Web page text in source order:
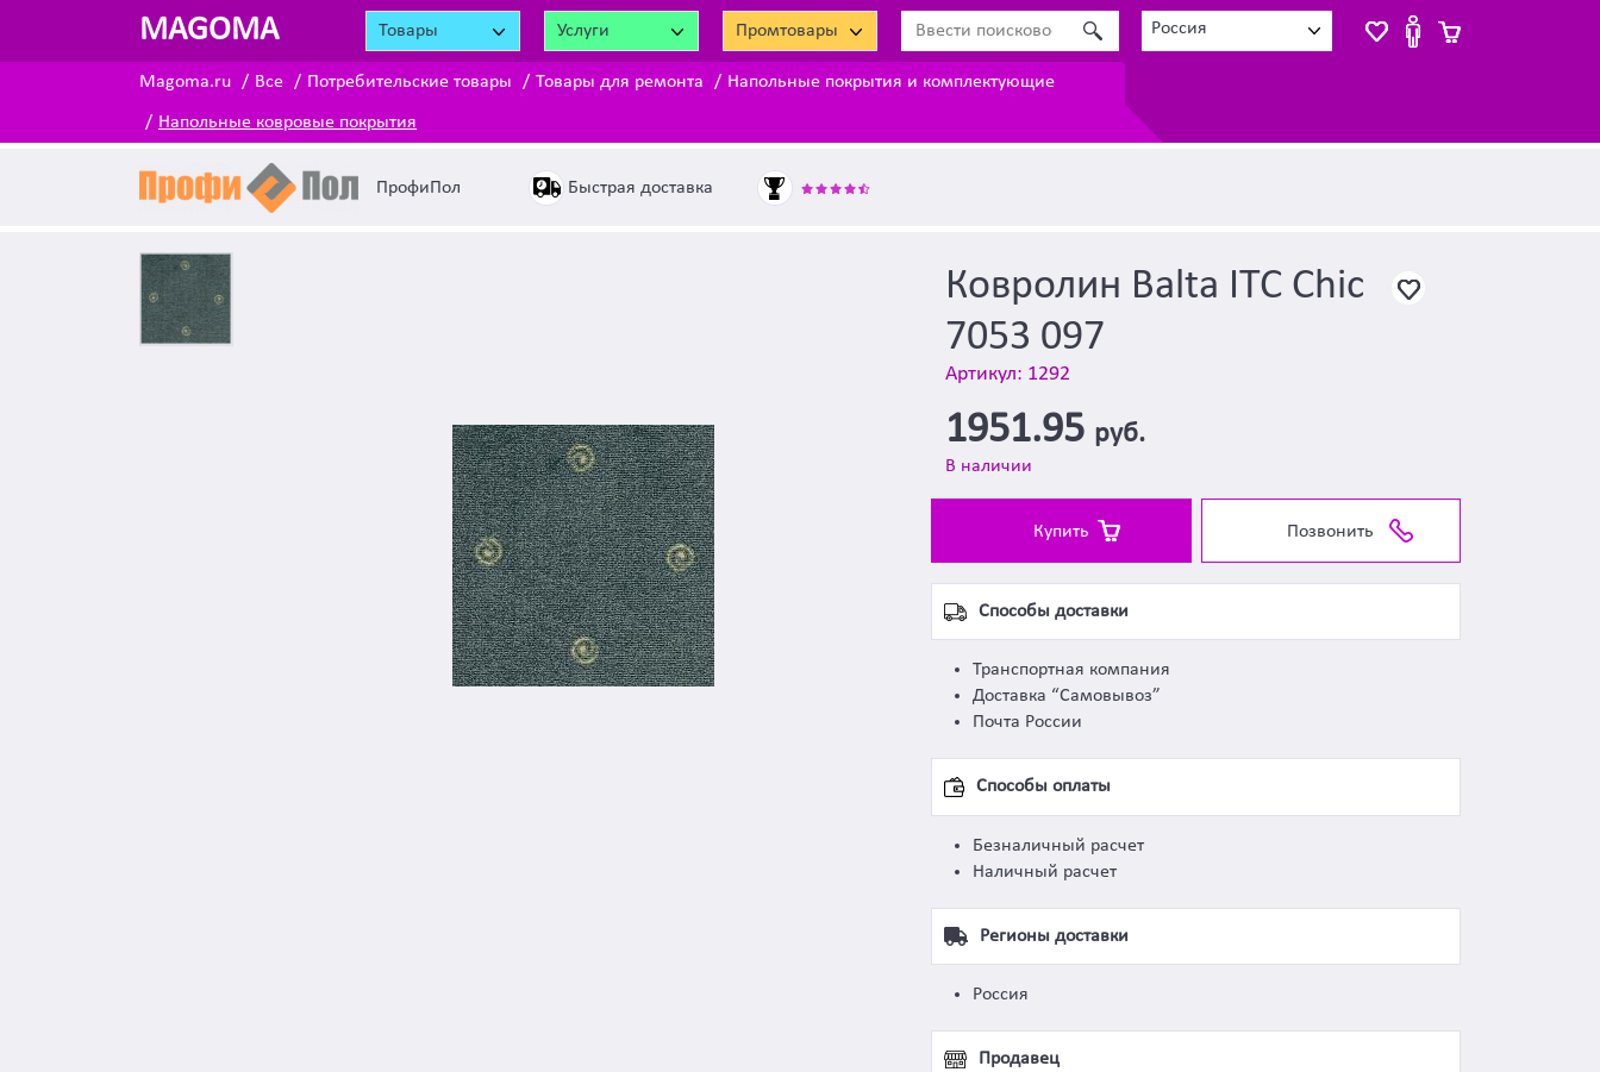
MAGOMA Товары Услуги Промтовары Россия
Magoma.ru Все Потребительские товары Товары для ремонта Напольные покрытия и комплектующие
Напольные ковровые покрытия
ПрофиПол Быстрая доставка
Ковролин Balta ITC Chic
7053 097
Артикул: 1292
1951.95 руб.
В наличии
Купить Позвонить
Способы доставки
Транспортная компания
Доставка “Самовывоз”
Почта России
Способы оплаты
Безналичный расчет
Наличный расчет
Регионы доставки
Россия
Продавец